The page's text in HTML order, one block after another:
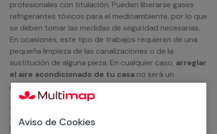
profesionales con titulación. Pueden liberarse gases
refrigerantes tóxicos para el medioambiente, por lo que
se deben tomar las medidas de seguridad necesarias.
En ocasiones, este tipo de trabajos requieren de una
pequeña limpieza de las canalizaciones o de la
sustitución de alguna pieza. En cualquier caso, arreglar
el aire acondicionado de tu casa no será un
problema para nuestros especialistas.
¿Por qué no nos pides un presupuesto personalizado y
sin compromiso? Si lo haces, un miembro del equipo de
MULTIMAP se pondrá en contacto contigo y te
Aviso de Cookies